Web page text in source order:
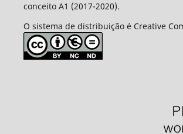
conceito A1 (2017-2020).
O sistema de distribuição é Creative